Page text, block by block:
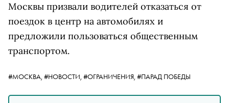
Москвы призвали водителей отказаться от
поездок в центр на автомобилях и
предложили пользоваться общественным
транспортом.
#МОСКВА, #НОВОСТИ, #ОГРАНИЧЕНИЯ, #ПАРАД ПОБЕДЫ